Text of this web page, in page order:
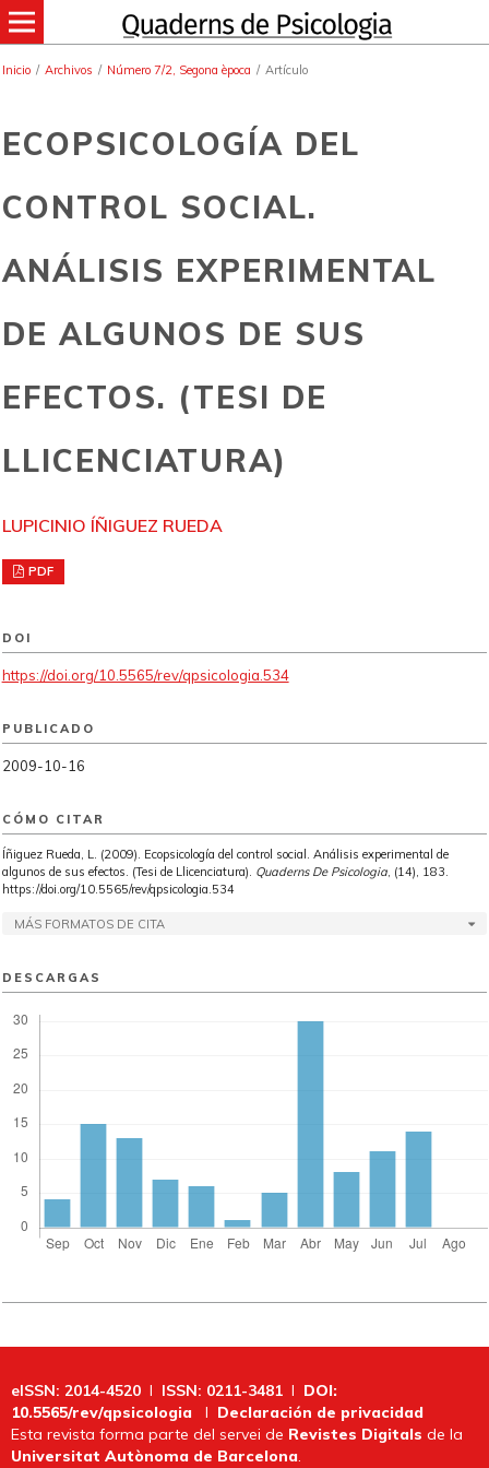
Inicio / Archivos / Número 7/2, Segona època / Artículo
ECOPSICOLOGÍA DEL
CONTROL SOCIAL.
ANÁLISIS EXPERIMENTAL
DE ALGUNOS DE SUS
EFECTOS. (TESI DE
LLICENCIATURA)
LUPICINIO ÍÑIGUEZ RUEDA
PDF
DOI
https://doi.org/10.5565/rev/qpsicologia.534
PUBLICADO
2009-10-16
CÓMO CITAR
Íñiguez Rueda, L. (2009). Ecopsicología del control social. Análisis experimental de
algunos de sus efectos. (Tesi de Llicenciatura). Quaderns De Psicologia, (14), 183.
https://doi.org/10.5565/rev/qpsicologia.534
MÁS FORMATOS DE CITA
DESCARGAS
eISSN: 2014-4520 I ISSN: 0211-3481 I DOI:
10.5565/rev/qpsicologia I Declaración de privacidad
Esta revista forma parte del servei de Revistes Digitals de la
Universitat Autònoma de Barcelona.